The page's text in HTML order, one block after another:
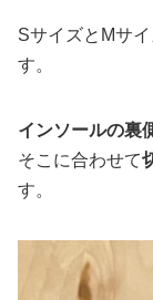
SサイズとMサ
す。
インソールの裏
そこに合わせて
す。